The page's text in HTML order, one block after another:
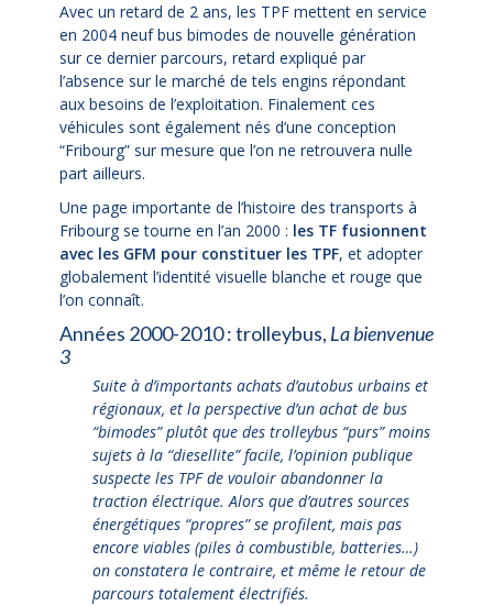
Avec un retard de 2 ans, les TPF mettent en service
en 2004 neuf bus bimodes de nouvelle génération
sur ce dernier parcours, retard expliqué par
l’absence sur le marché de tels engins répondant
aux besoins de l’exploitation. Finalement ces
véhicules sont également nés d’une conception
“Fribourg” sur mesure que l’on ne retrouvera nulle
part ailleurs.
Une page importante de l’histoire des transports à
Fribourg se tourne en l’an 2000 : les TF fusionnent
avec les GFM pour constituer les TPF, et adopter
globalement l’identité visuelle blanche et rouge que
l’on connaît.
Années 2000-2010 : trolleybus, La bienvenue
3
Suite à d’importants achats d’autobus urbains et
régionaux, et la perspective d’un achat de bus
“bimodes” plutôt que des trolleybus “purs” moins
sujets à la “diesellite” facile, l’opinion publique
suspecte les TPF de vouloir abandonner la
traction électrique. Alors que d’autres sources
énergétiques “propres” se profilent, mais pas
encore viables (piles à combustible, batteries…)
on constatera le contraire, et même le retour de
parcours totalement électrifiés.